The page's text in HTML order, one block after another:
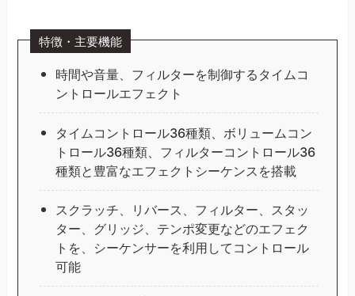
特徴・主要機能
時間や音量、フィルターを制御するタイムコ
ントロールエフェクト
タイムコントロール36種類、ボリュームコン
トロール36種類、フィルターコントロール36
種類と豊富なエフェクトシーケンスを搭載
スクラッチ、リバース、フィルター、スタッ
ター、グリッジ、テンポ変更などのエフェク
トを、シーケンサーを利用してコントロール
可能